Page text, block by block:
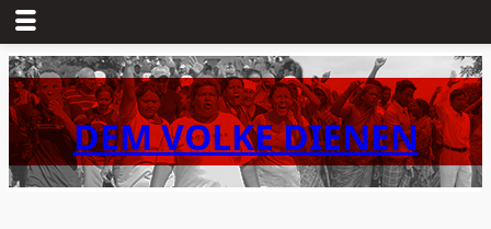
Zum
Inhalt
springenDEM VOLKE DIENEN